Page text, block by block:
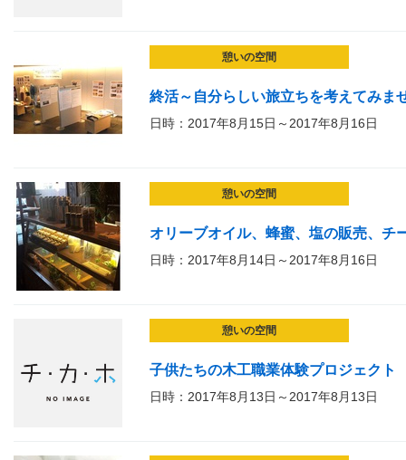
憩いの空間
終活～自分らしい旅立ちを考えてみま
日時：2017年8月15日～2017年8月16日
憩いの空間
オリーブオイル、蜂蜜、塩の販売、チ
日時：2017年8月14日～2017年8月16日
憩いの空間
子供たちの木工職業体験プロジェクト
日時：2017年8月13日～2017年8月13日